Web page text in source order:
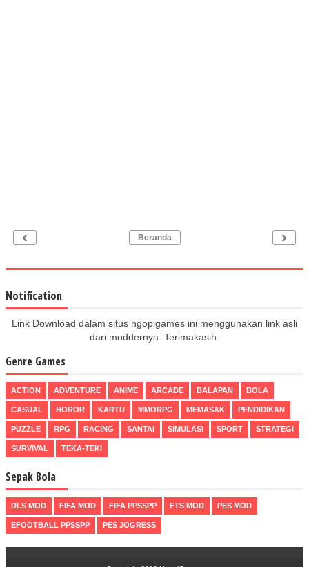
‹ ›
Beranda
Notification
Link Download dalam situs ngopigames ini menggunakan link asli
dari moddernya. Terimakasih.
Genre Games
ACTION ADVENTURE ANIME ARCADE BALAPAN BOLA
CASUAL HOROR KARTU MMORPG MEMASAK PENDIDIKAN
PUZZLE RPG RACING SANTAI SIMULASI SPORT STRATEGI
SURVIVAL TEKA-TEKI
Sepak Bola
DLS MOD FIFA MOD FIFA PPSSPP FTS MOD PES MOD
EFOOTBALL PPSSPP PES JOGRESS